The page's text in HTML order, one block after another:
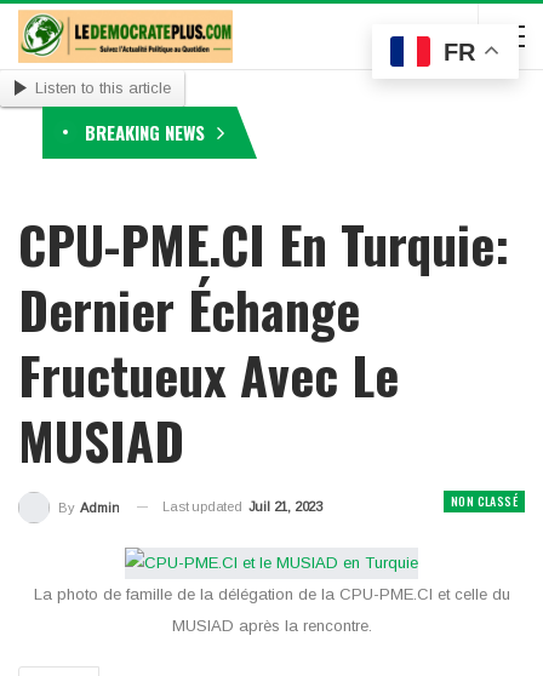
Listen to this article
BREAKING NEWS
CPU-PME.CI En Turquie:
Dernier Échange
Fructueux Avec Le
MUSIAD
NON CLASSÉ
By Admin Last updated Juil 21, 2023
La photo de famille de la délégation de la CPU-PME.CI et celle du
MUSIAD après la rencontre.
FR